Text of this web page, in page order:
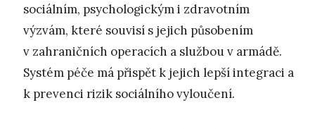
sociálním, psychologickým i zdravotním
výzvám, které souvisí s jejich působením
v zahraničních operacích a službou v armádě.
Systém péče má přispět k jejich lepší integraci a
k prevenci rizik sociálního vyloučení.